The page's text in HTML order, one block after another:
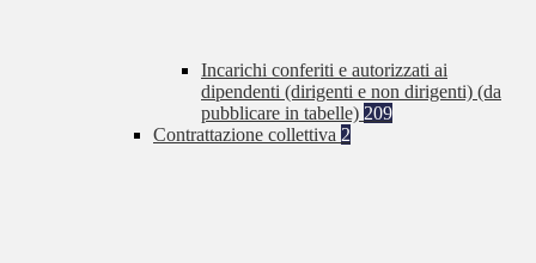
Incarichi conferiti e autorizzati ai
dipendenti (dirigenti e non dirigenti) (da
pubblicare in tabelle) 209
Contrattazione collettiva 2